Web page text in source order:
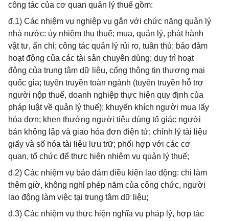
công tác của cơ quan quản lý thuế gồm:
đ.1) Các nhiệm vụ nghiệp vụ gắn với chức năng quản lý
nhà nước: ủy nhiệm thu thuế; mua, quản lý, phát hành
vật tư, ấn chỉ; công tác quản lý rủi ro, tuân thủ; bảo đảm
hoạt động của các tài sản chuyên dùng; duy trì hoạt
động của trung tâm dữ liệu, cổng thông tin thương mại
quốc gia; tuyên truyền toàn ngành (tuyên truyền hỗ trợ
người nộp thuế, doanh nghiệp thực hiện quy định của
pháp luật về quản lý thuế); khuyến khích người mua lấy
hóa đơn; khen thưởng người tiêu dùng tố giác người
bán không lập và giao hóa đơn điện tử; chỉnh lý tài liệu
giấy và số hóa tài liệu lưu trữ; phối hợp với các cơ
quan, tổ chức để thực hiện nhiệm vụ quản lý thuế;
đ.2) Các nhiệm vụ bảo đảm điều kiện lao động: chi làm
thêm giờ, không nghỉ phép năm của công chức, người
lao động làm việc tại trung tâm dữ liệu;
đ.3) Các nhiệm vụ thực hiện nghĩa vụ pháp lý, hợp tác